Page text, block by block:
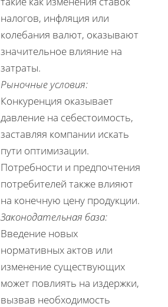
налогов, инфляция или
колебания валют, оказывают
значительное влияние на
затраты.
Рыночные условия:
Конкуренция оказывает
давление на себестоимость,
заставляя компании искать
пути оптимизации.
Потребности и предпочтения
потребителей также влияют
на конечную цену продукции.
Законодательная база:
Введение новых
нормативных актов или
изменение существующих
может повлиять на издержки,
вызвав необходимость